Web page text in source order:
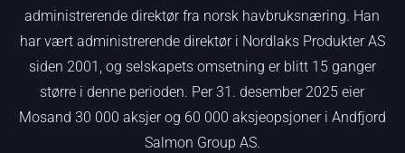
administrerende direktør fra norsk havbruksnæring. Han
har vært administrerende direktør i Nordlaks Produkter AS
siden 2001, og selskapets omsetning er blitt 15 ganger
større i denne perioden. Per 31. desember 2025 eier
Mosand 30 000 aksjer og 60 000 aksjeopsjoner i Andfjord
Salmon Group AS.